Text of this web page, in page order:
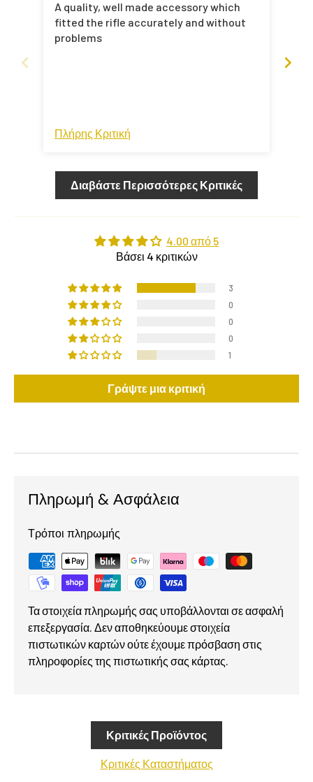
A quality, well made accessory which
fitted the rifle accurately and without
problems
Πλήρης Κριτική
Διαβάστε Περισσότερες Κριτικές
4.00 από 5
Βάσει 4 κριτικών
3
0
0
0
1
Γράψτε μια κριτική
Πληρωμή & Ασφάλεια
Τρόποι πληρωμής
Τα στοιχεία πληρωμής σας υποβάλλονται σε ασφαλή
επεξεργασία. Δεν αποθηκεύουμε στοιχεία
πιστωτικών καρτών ούτε έχουμε πρόσβαση στις
πληροφορίες της πιστωτικής σας κάρτας.
Κριτικές Προϊόντος
Κριτικές Καταστήματος